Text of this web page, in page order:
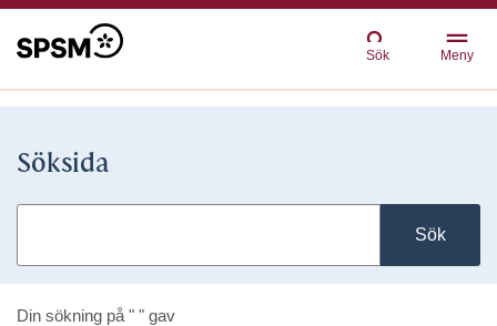
Sök Meny
Söksida
Sök
Din sökning på " " gav